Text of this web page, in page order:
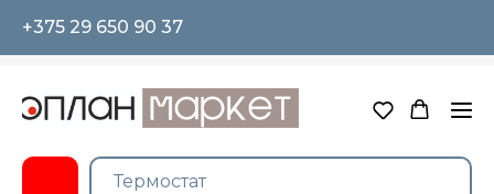
+375 29 650 90 37